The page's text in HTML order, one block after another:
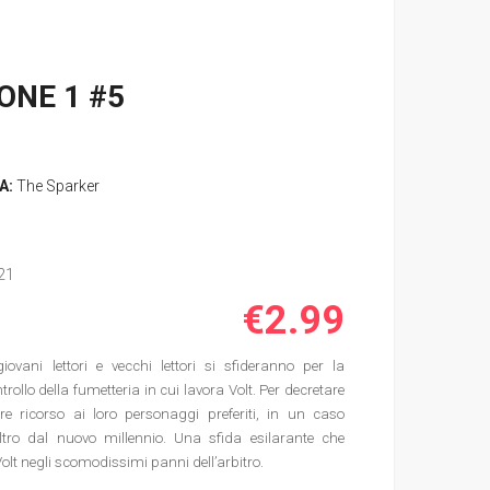
1 #5
The Sparker
€2.99
lettori e vecchi lettori si sfideranno per la
della fumetteria in cui lavora Volt. Per decretare
ricorso ai loro personaggi preferiti, in un caso
dal nuovo millennio. Una sfida esilarante che
negli scomodissimi panni dell’arbitro.